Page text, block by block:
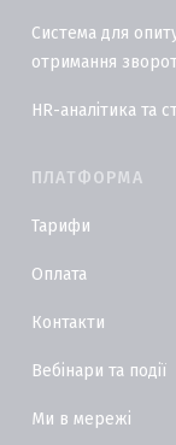
Система для
отримання
HR-аналітика та
ПЛАТФОРМА
Тарифи
Оплата
Контакти
Вебінари та події
Ми в мережі